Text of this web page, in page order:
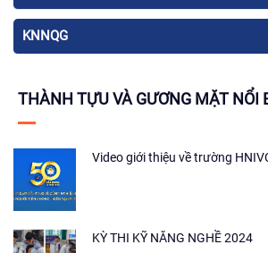
KNNQG
THÀNH TỰU VÀ GƯƠNG MẶT NỔI
Video giới thiệu về trường
KỲ THI KỸ NĂNG NGHỀ 2024